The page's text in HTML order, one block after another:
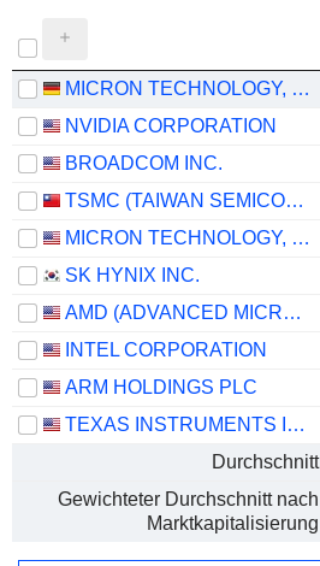
MICRON TECHNOLOGY, INC.
NVIDIA CORPORATION
BROADCOM INC.
TSMC (TAIWAN SEMICONDUCTOR MANUFACTURING COMPANY)
MICRON TECHNOLOGY, INC.
SK HYNIX INC.
AMD (ADVANCED MICRO DEVICES)
INTEL CORPORATION
ARM HOLDINGS PLC
TEXAS INSTRUMENTS INCORPORATED
Durchschnitt
Gewichteter Durchschnitt nach
Marktkapitalisierung